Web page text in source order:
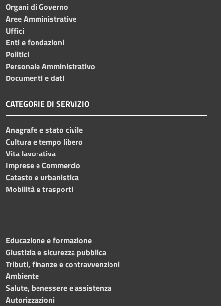
Organi di Governo
Aree Amministrative
Uffici
Enti e fondazioni
Politici
Personale Amministrativo
Documenti e dati
CATEGORIE DI SERVIZIO
Anagrafe e stato civile
Cultura e tempo libero
Vita lavorativa
Imprese e Commercio
Catasto e urbanistica
Mobilità e trasporti
Educazione e formazione
Giustizia e sicurezza pubblica
Tributi, finanze e contravvenzioni
Ambiente
Salute, benessere e assistenza
Autorizzazioni